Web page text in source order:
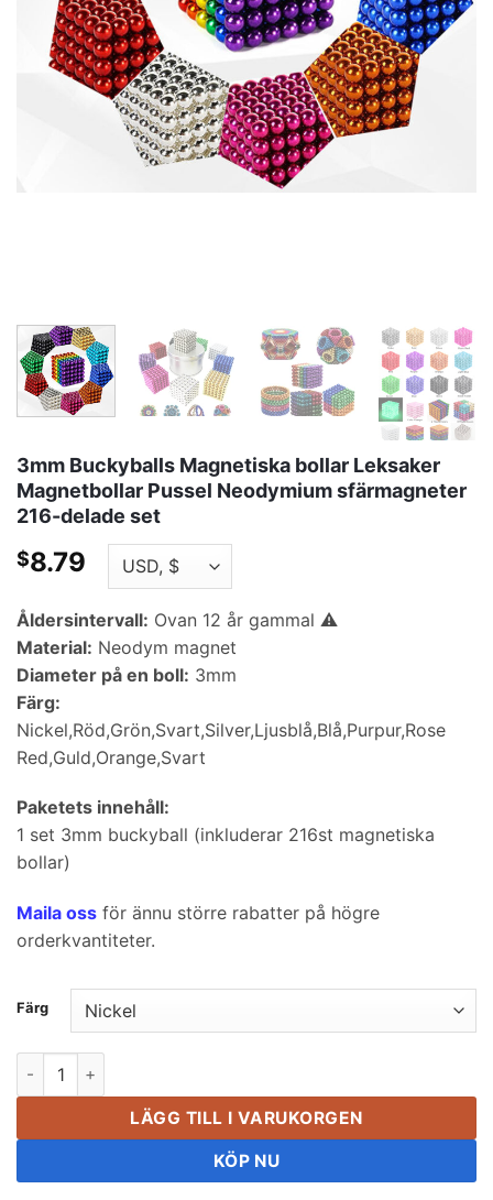
3mm Buckyballs Magnetiska bollar Leksaker
Magnetbollar Pussel Neodymium sfärmagneter
216-delade set
$8.79
Åldersintervall: Ovan 12 år gammal ⚠️
Material: Neodym magnet
Diameter på en boll: 3mm
Färg:
Nickel,Röd,Grön,Svart,Silver,Ljusblå,Blå,Purpur,Rose
Red,Guld,Orange,Svart
Paketets innehåll:
1 set 3mm buckyball (inkluderar 216st magnetiska
bollar)
Maila oss för ännu större rabatter på högre
orderkvantiteter.
Färg
3mm Buckyballs Magnetiska bollar Leksaker Magnetbollar
LÄGG TILL I VARUKORGEN
KÖP NU